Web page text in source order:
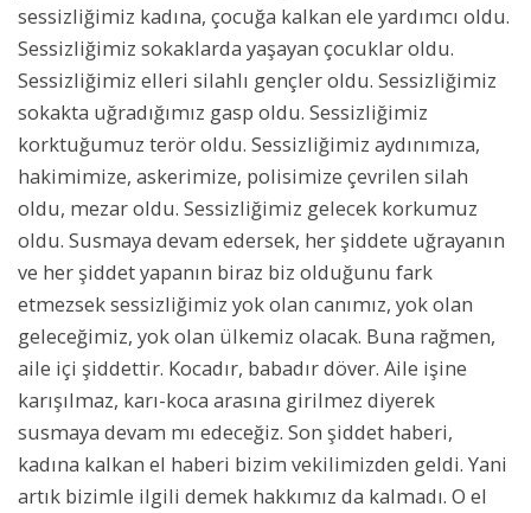
sessizliğimiz kadına, çocuğa kalkan ele yardımcı oldu.
Sessizliğimiz sokaklarda yaşayan çocuklar oldu.
Sessizliğimiz elleri silahlı gençler oldu. Sessizliğimiz
sokakta uğradığımız gasp oldu. Sessizliğimiz
korktuğumuz terör oldu. Sessizliğimiz aydınımıza,
hakimimize, askerimize, polisimize çevrilen silah
oldu, mezar oldu. Sessizliğimiz gelecek korkumuz
oldu. Susmaya devam edersek, her şiddete uğrayanın
ve her şiddet yapanın biraz biz olduğunu fark
etmezsek sessizliğimiz yok olan canımız, yok olan
geleceğimiz, yok olan ülkemiz olacak. Buna rağmen,
aile içi şiddettir. Kocadır, babadır döver. Aile işine
karışılmaz, karı-koca arasına girilmez diyerek
susmaya devam mı edeceğiz. Son şiddet haberi,
kadına kalkan el haberi bizim vekilimizden geldi. Yani
artık bizimle ilgili demek hakkımız da kalmadı. O el